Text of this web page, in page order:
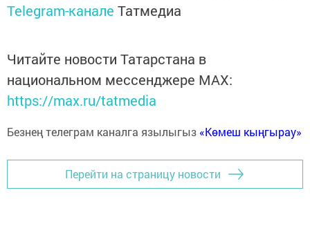
Telegram-канале Татмедиа
Читайте новости Татарстана в
национальном мессенджере MАХ:
https://max.ru/tatmedia
Безнең телеграм каналга язылыгыз «Көмеш кыңгырау»
Перейти на страницу новости